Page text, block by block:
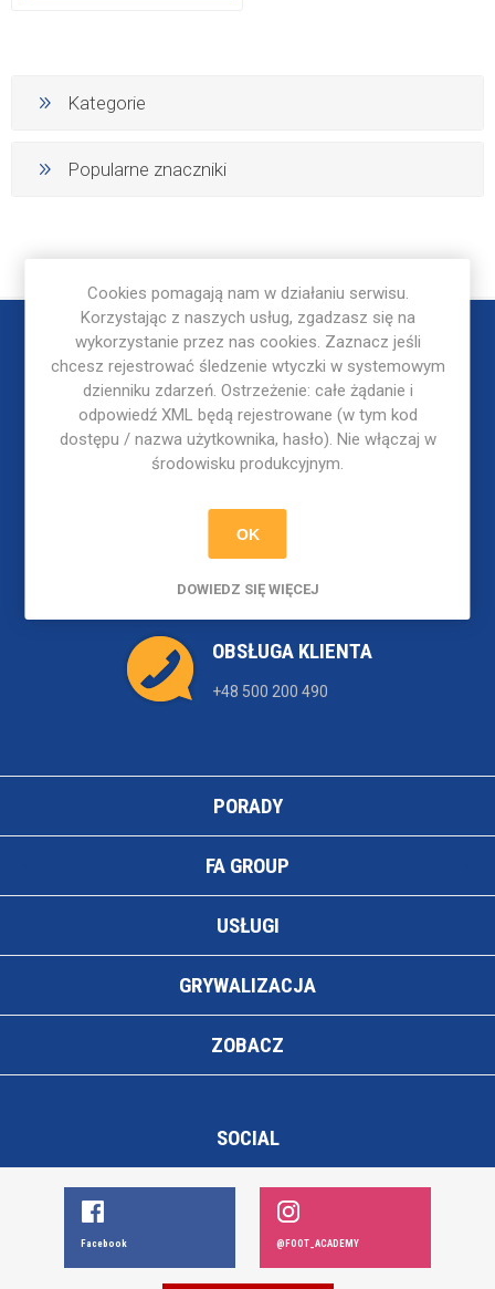
Kategorie
Popularne znaczniki
OBSŁUGA KLIENTA
+48 500 200 490
PORADY
FA GROUP
USŁUGI
GRYWALIZACJA
ZOBACZ
SOCIAL
Facebook @FOOT_ACADEMY
Cookies pomagają nam w działaniu serwisu.
Korzystając z naszych usług, zgadzasz się na
wykorzystanie przez nas cookies. Zaznacz jeśli
chcesz rejestrować śledzenie wtyczki w systemowym
dzienniku zdarzeń. Ostrzeżenie: całe żądanie i
odpowiedź XML będą rejestrowane (w tym kod
dostępu / nazwa użytkownika, hasło). Nie włączaj w
środowisku produkcyjnym.
OK
DOWIEDZ SIĘ WIĘCEJ